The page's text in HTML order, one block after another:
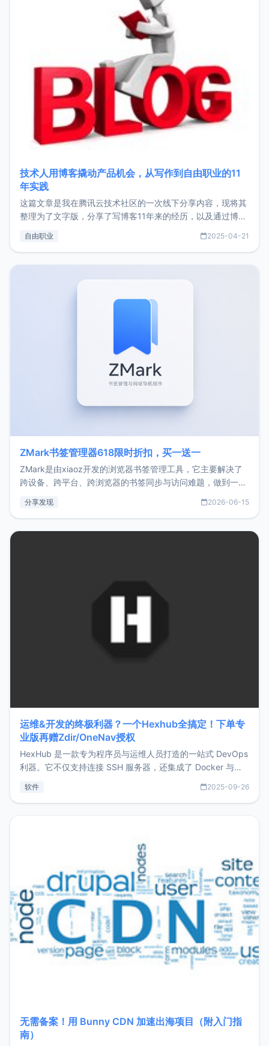
技术人用博客撬动产品机会，从写作到自由职业的11
年实践
这篇文章是我在腾讯云技术社区的一次线下分享内容，现将其
整理为了文字版，分享了写博客11年来的经历，以及通过博客
了我的首个产品ImgURL的真实数据和产品现状。自我介绍大
自由职业 2025-04-21
ZMark书签管理器618限时折扣，买一送一
ZMark是由xiaoz开发的浏览器书签管理工具，它主要解决了
跨设备、跨平台、跨浏览器的书签同步与访问难题，做到一处
用，让管理更高效。ZMark官网地址：
分享发现 2026-06-15
运维&开发的终极利器？一个Hexhub全搞定！下单专
业版再赠Zdir/OneNav授权
HexHub 是一款专为程序员与运维人员打造的一站式 DevOps
利器。它不仅支持连接 SSH 服务器，还集成了 Docker 与常
件间频繁切换，仅凭 HexHub 即可同时搞定运维与数据库操
软件 2025-09-26
无需备案！用 Bunny CDN 加速出海项目（附入门指
南）